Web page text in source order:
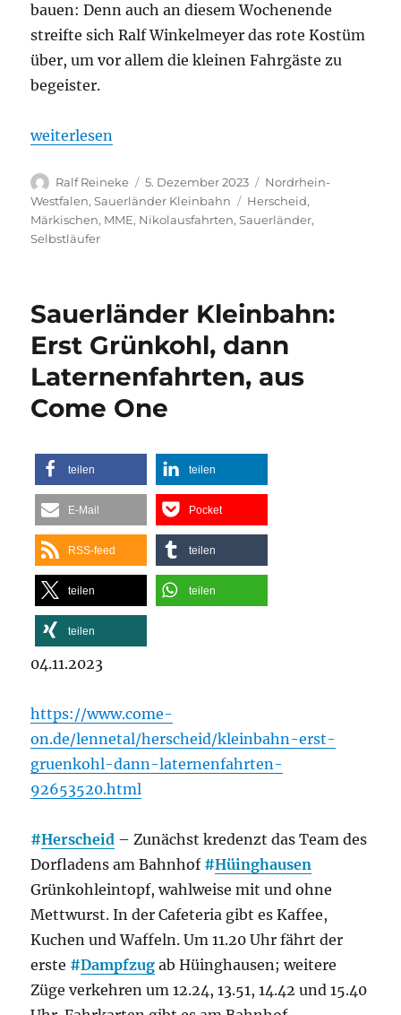
bauen: Denn auch an diesem Wochenende
streifte sich Ralf Winkelmeyer das rote Kostüm
über, um vor allem die kleinen Fahrgäste zu
begeister.
„Herscheid: Seit 1994 im roten Kostüm: Ralf
weiterlesen
Autor
Ralf Reineke
Veröffentlicht
am
5. Dezember 2023 Kategorien
Nordrhein-
Westfalen,Sauerländer Kleinbahn Schlagwörter
Herscheid,
Märkischen, MME, Nikolausfahrten,Sauerländer,
Selbstläufer
Sauerländer Kleinbahn:
Erst Grünkohl, dann
Laternenfahrten, aus
Come One
teilen teilen
E-Mail Pocket
RSS-feed teilen
teilen teilen
teilen
04.11.2023
https://www.come-
on.de/lennetal/herscheid/kleinbahn-erst-
gruenkohl-dann-laternenfahrten-
92653520.html
#Herscheid – Zunächst kredenzt das Team des
Dorfladens am Bahnhof #Hüinghausen
Grünkohleintopf, wahlweise mit und ohne
Mettwurst. In der Cafeteria gibt es Kaffee,
Kuchen und Waffeln. Um 11.20 Uhr fährt der
erste #Dampfzug ab Hüinghausen; weitere
Züge verkehren um 12.24, 13.51, 14.42 und 15.40